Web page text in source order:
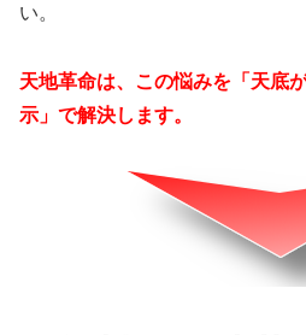
い。
天地革命は、この悩みを「天底
示」で解決します。